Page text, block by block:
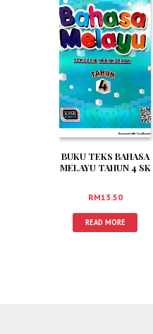
BUKU TEKS BAHASA
MELAYU TAHUN 4 SK
RM13.50
READ MORE